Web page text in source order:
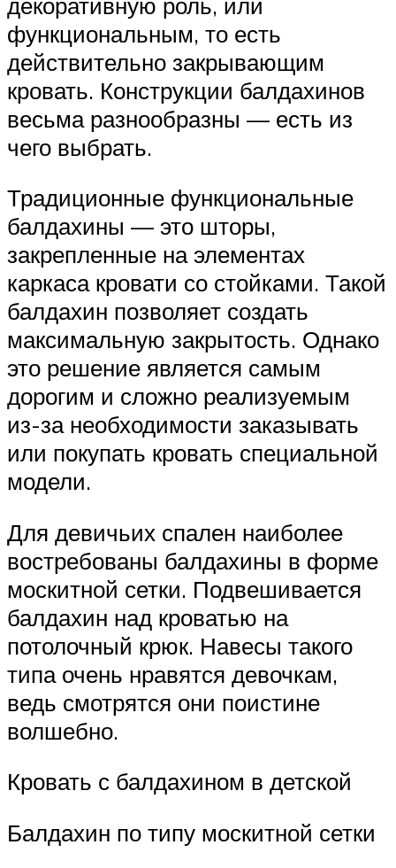
функциональным, то есть
действительно закрывающим
кровать. Конструкции балдахинов
весьма разнообразны — есть из
чего выбрать.
Традиционные функциональные
балдахины — это шторы,
закрепленные на элементах
каркаса кровати со стойками. Такой
балдахин позволяет создать
максимальную закрытость. Однако
это решение является самым
дорогим и сложно реализуемым
из-за необходимости заказывать
или покупать кровать специальной
модели.
Для девичьих спален наиболее
востребованы балдахины в форме
москитной сетки. Подвешивается
балдахин над кроватью на
потолочный крюк. Навесы такого
типа очень нравятся девочкам,
ведь смотрятся они поистине
волшебно.
Кровать с балдахином в детской
Балдахин по типу москитной сетки